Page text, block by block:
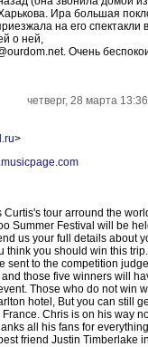
Ира большая
на его спектакли
о ней,
Очень
четверг, 28 марта
>
tour arround the
Summer Festival will be
us your full details about
think you should win this
sent to the competition
those five winners will
Those who do not win
hotel, But you can still
Chris is on his way
all his fans for
friend Justin Timberlake